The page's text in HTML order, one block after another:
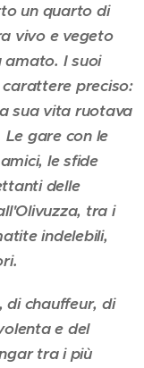
un quarto di
vivo e vegeto
amato. I suoi
preciso:
sua vita ruotava
gare con le
le sfide
delle
tra i
indelebili,
di chauffeur, di
e del
tra i più